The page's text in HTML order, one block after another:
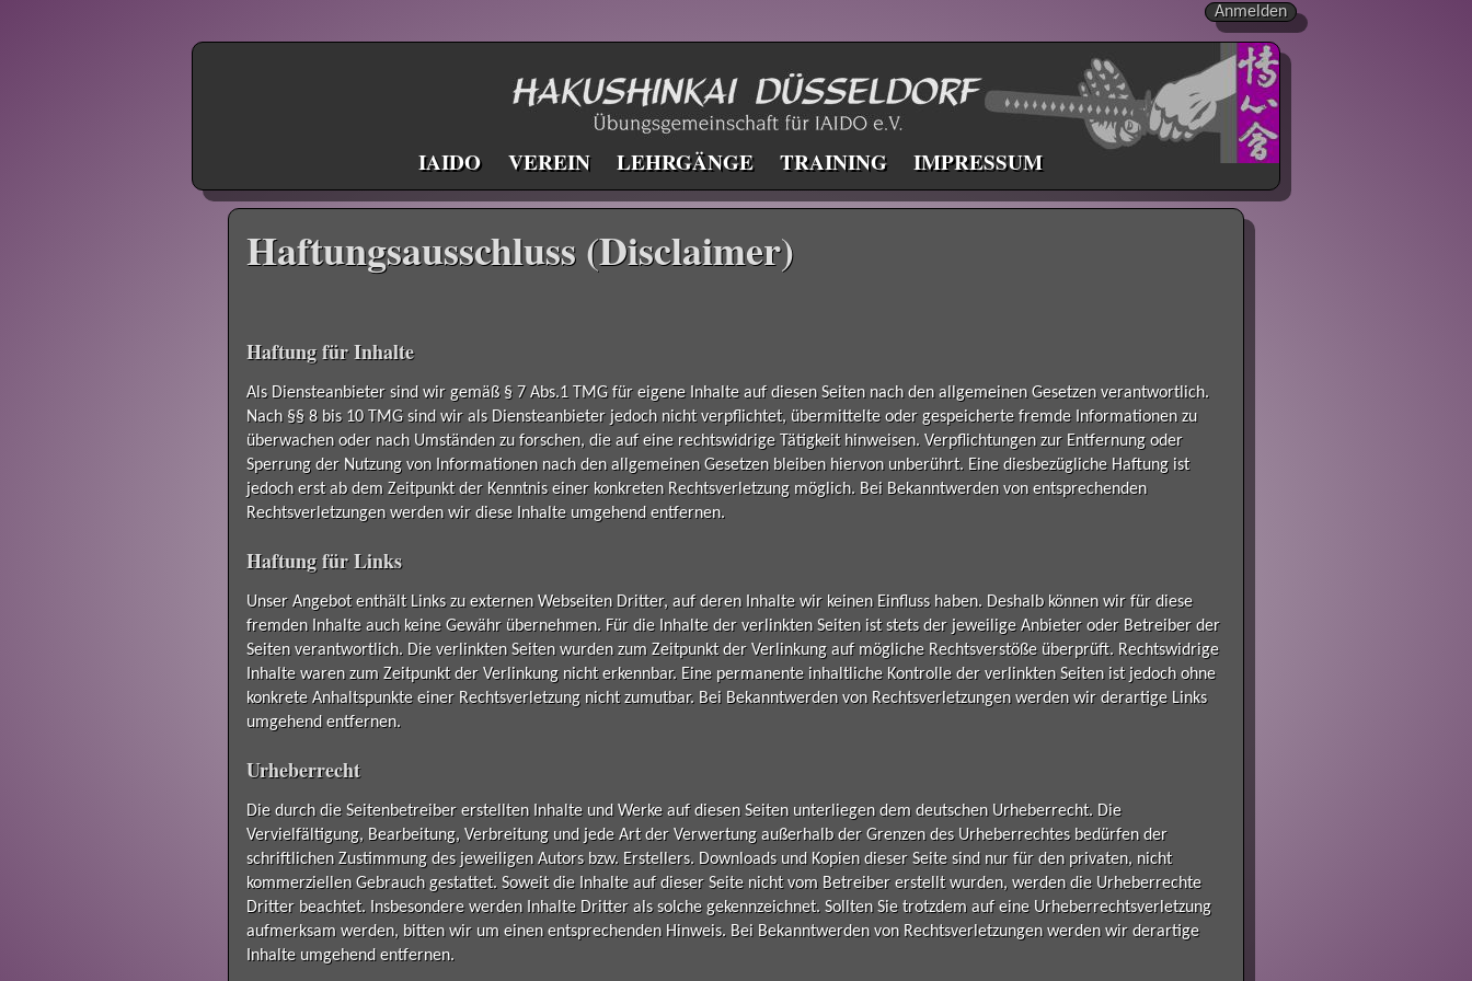
Anmelden
IAIDO VEREIN LEHRGÄNGE TRAINING IMPRESSUM
Haftungsausschluss (Disclaimer)
Haftung für Inhalte
Als Diensteanbieter sind wir gemäß § 7 Abs.1 TMG für eigene Inhalte auf diesen Seiten nach den allgemeinen Gesetzen verantwortlich.
Nach §§ 8 bis 10 TMG sind wir als Diensteanbieter jedoch nicht verpflichtet, übermittelte oder gespeicherte fremde Informationen zu
überwachen oder nach Umständen zu forschen, die auf eine rechtswidrige Tätigkeit hinweisen. Verpflichtungen zur Entfernung oder
Sperrung der Nutzung von Informationen nach den allgemeinen Gesetzen bleiben hiervon unberührt. Eine diesbezügliche Haftung ist
jedoch erst ab dem Zeitpunkt der Kenntnis einer konkreten Rechtsverletzung möglich. Bei Bekanntwerden von entsprechenden
Rechtsverletzungen werden wir diese Inhalte umgehend entfernen.
Haftung für Links
Unser Angebot enthält Links zu externen Webseiten Dritter, auf deren Inhalte wir keinen Einfluss haben. Deshalb können wir für diese
fremden Inhalte auch keine Gewähr übernehmen. Für die Inhalte der verlinkten Seiten ist stets der jeweilige Anbieter oder Betreiber der
Seiten verantwortlich. Die verlinkten Seiten wurden zum Zeitpunkt der Verlinkung auf mögliche Rechtsverstöße überprüft. Rechtswidrige
Inhalte waren zum Zeitpunkt der Verlinkung nicht erkennbar. Eine permanente inhaltliche Kontrolle der verlinkten Seiten ist jedoch ohne
konkrete Anhaltspunkte einer Rechtsverletzung nicht zumutbar. Bei Bekanntwerden von Rechtsverletzungen werden wir derartige Links
umgehend entfernen.
Urheberrecht
Die durch die Seitenbetreiber erstellten Inhalte und Werke auf diesen Seiten unterliegen dem deutschen Urheberrecht. Die
Vervielfältigung, Bearbeitung, Verbreitung und jede Art der Verwertung außerhalb der Grenzen des Urheberrechtes bedürfen der
schriftlichen Zustimmung des jeweiligen Autors bzw. Erstellers. Downloads und Kopien dieser Seite sind nur für den privaten, nicht
kommerziellen Gebrauch gestattet. Soweit die Inhalte auf dieser Seite nicht vom Betreiber erstellt wurden, werden die Urheberrechte
Dritter beachtet. Insbesondere werden Inhalte Dritter als solche gekennzeichnet. Sollten Sie trotzdem auf eine Urheberrechtsverletzung
aufmerksam werden, bitten wir um einen entsprechenden Hinweis. Bei Bekanntwerden von Rechtsverletzungen werden wir derartige
Inhalte umgehend entfernen.